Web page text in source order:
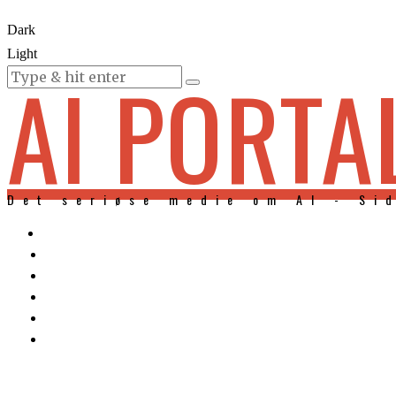
Dark
Light
KURSER
AI
Det seriøse medie om AI -